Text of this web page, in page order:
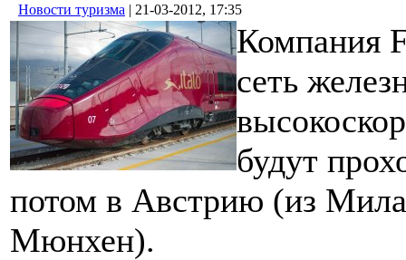
Новости туризма | 21-03-2012, 17:35
Компания
сеть
будут
потом в Австрию (из
Мюнхен).